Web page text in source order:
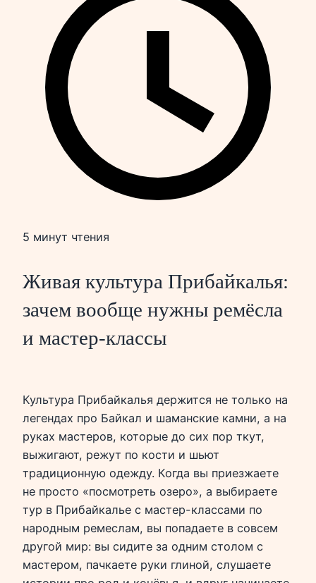
5 минут чтения
Живая культура Прибайкалья:
зачем вообще нужны ремёсла
и мастер-классы
Культура Прибайкалья держится не только на
легендах про Байкал и шаманские камни, а на
руках мастеров, которые до сих пор ткут,
выжигают, режут по кости и шьют
традиционную одежду. Когда вы приезжаете
не просто «посмотреть озеро», а выбираете
тур в Прибайкалье с мастер-классами по
народным ремеслам, вы попадаете в совсем
другой мир: вы сидите за одним столом с
мастером, пачкаете руки глиной, слушаете